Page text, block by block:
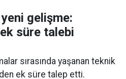
gelişme:
süre talebi
sırasında yaşanan teknik
ek süre talep etti.